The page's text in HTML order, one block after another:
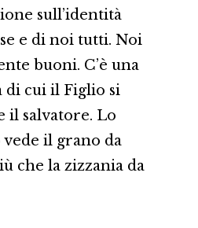
sull’identità
e di noi tutti. Noi
buoni. C’è una
di cui il Figlio si
il salvatore. Lo
il grano da
che la zizzania da